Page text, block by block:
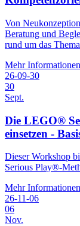
Von
Beratung und
rund um das
Mehr Informationen
26-09-30
30
Sept.
Die LEGO®
einsetzen -
Dieser Workshop
Serious Play®-
Mehr Informationen
26-11-06
06
Nov.